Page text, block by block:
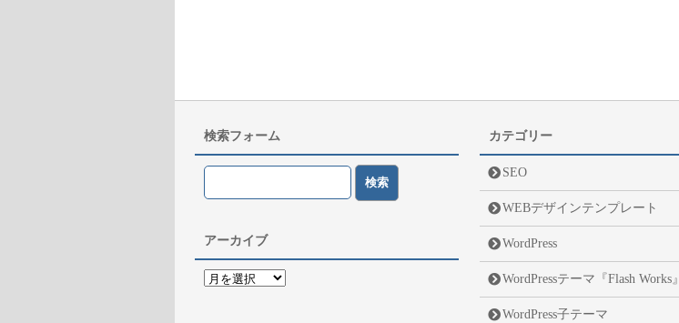
検索フォーム
アーカイブ
カテゴリー
SEO
WEBデザインテンプレート
WordPress
WordPressテーマ『Flash Works』
WordPress子テーマ